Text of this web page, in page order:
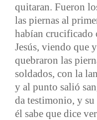
quitaran. Fueron
las piernas al
habían crucificado
Jesús, viendo que
quebraron las
soldados, con la
y al punto salió
da testimonio, y
él sabe que dice